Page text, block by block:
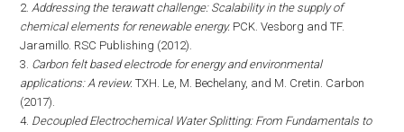
2.Addressing the terawatt challenge: Scalability in the supply of
chemical elements for renewable energy. PCK. Vesborg and TF.
Jaramillo. RSC Publishing (2012).
3. Carbon felt based electrode for energy and environmental
applications: A review. TXH. Le, M. Bechelany, and M. Cretin. Carbon
(2017).
4. Decoupled Electrochemical Water Splitting: From Fundamentals to